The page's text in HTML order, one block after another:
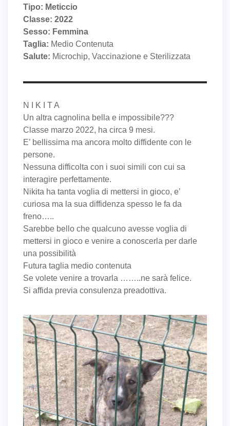
Tipo: Meticcio
Classe: 2022
Sesso: Femmina
Taglia: Medio Contenuta
Salute: Microchip, Vaccinazione e Sterilizzata
N I K I T A
Un altra cagnolina bella e impossibile???
Classe marzo 2022, ha circa 9 mesi.
E’ bellissima ma ancora molto diffidente con le
persone.
Nessuna difficolta con i suoi simili con cui sa
interagire perfettamente.
Nikita ha tanta voglia di mettersi in gioco, e’
curiosa ma la sua diffidenza spesso le fa da
freno…..
Sarebbe bello che qualcuno avesse voglia di
mettersi in gioco e venire a conoscerla per darle
una possibilità
Futura taglia medio contenuta
Se volete venire a trovarla ……..ne sarà felice.
Si affida previa consulenza preadottiva.